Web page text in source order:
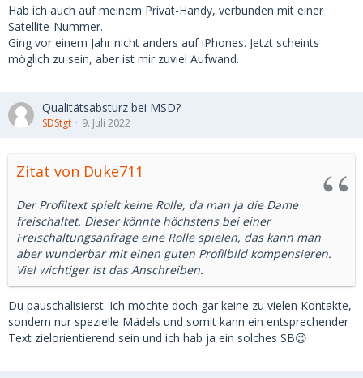
Hab ich auch auf meinem Privat-Handy, verbunden mit einer
Satellite-Nummer.
Ging vor einem Jahr nicht anders auf iPhones. Jetzt scheints
möglich zu sein, aber ist mir zuviel Aufwand.
Qualitätsabsturz bei MSD?
SDStgt 9. Juli 2022
Zitat von Duke711
Der Profiltext spielt keine Rolle, da man ja die Dame
freischaltet. Dieser könnte höchstens bei einer
Freischaltungsanfrage eine Rolle spielen, das kann man
aber wunderbar mit einen guten Profilbild kompensieren.
Viel wichtiger ist das Anschreiben.
Du pauschalisierst. Ich möchte doch gar keine zu vielen Kontakte,
sondern nur spezielle Mädels und somit kann ein entsprechender
Text zielorientierend sein und ich hab ja ein solches SB😉